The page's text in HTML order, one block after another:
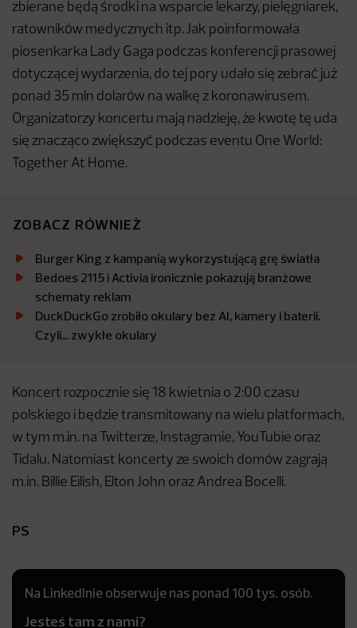
zbierane będą środki na wsparcie lekarzy, pielęgniarek,
ratowników medycznych itp. Jak poinformowała
piosenkarka Lady Gaga podczas konferencji prasowej
dotyczącej wydarzenia, do tej pory udało się zebrać już
ponad 35 mln dolarów na walkę z koronawirusem.
Organizatorzy koncertu mają nadzieję, że kwotę tę uda
się znacząco zwiększyć podczas eventu One World:
Together At Home.
ZOBACZ RÓWNIEŻ
Burger King z kampanią wykorzystującą grę światła
Bedoes 2115 i Activia ironicznie pokazują branżowe
schematy reklam
DuckDuckGo zrobiło okulary bez AI, kamery i baterii.
Czyli… zwykłe okulary
Koncert rozpocznie się 18 kwietnia o 2:00 czasu
polskiego i będzie transmitowany na wielu platformach,
w tym m.in. na Twitterze, Instagramie, YouTubie oraz
Tidalu. Natomiast koncerty ze swoich domów zagrają
m.in. Billie Eilish, Elton John oraz Andrea Bocelli.
PS
Na LinkedInie obserwuje nas ponad 100 tys. osób.
Jesteś tam z nami?